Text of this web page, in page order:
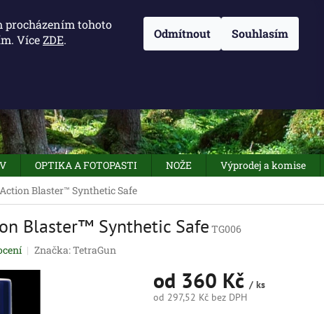
procházením tohoto
VíceZDE. Odmítnout Souhlasím
OPTIKA A FOTOPASTI NOŽE Výprodej a komise
Blaster™ Synthetic Safe
Blaster™ Synthetic Safe TG006
Značka:TetraGun
od 360 Kč / ks
od 297,52 Kčbez DPH